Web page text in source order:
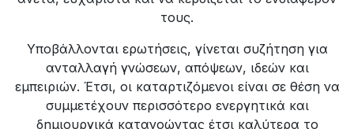
τους.
Υποβάλλονται ερωτήσεις, γίνεται συζήτηση για
ανταλλαγή γνώσεων, απόψεων, ιδεών και
εμπειριών. Έτσι, οι καταρτιζόμενοι είναι σε θέση να
συμμετέχουν περισσότερο ενεργητικά και
δημιουργικά κατανοώντας έτσι καλύτερα το